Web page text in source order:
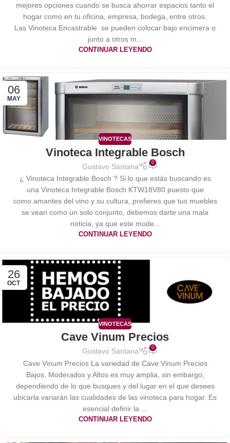
mejores opciones cuando se busca ahorrar espacios tanto el
hogar como en tu oficina, empresa, bodega, entre otros.
Las Vinoteca Encastrable se pueden colocar bajo encimera o
junto a otros m...
CONTINUAR LEYENDO
06
MAY
VINOTECAS
Vinoteca Integrable Bosch
Gustavo Santana 0
¿ Vinoteca Integrable Bosch ? Si lo que estás buscando es
una Vinoteca Integrable Bosch KTW18V80 puesto que
como amantes del vino y su cultura, prefieres que tus muebles
se vean como un solo conjunto, debemos darte una mala
noticia, ya que este mode...
CONTINUAR LEYENDO
26
OCT
VINOTECAS
Cave Vinum Precios
Gustavo Santana 0
Cave Vinum Precios La variedad de Cave Vinum Precios
Bajos, Moderados y Altos es muy amplia, sin embargo,
dependiendo de lo que busques y del lugar en el que desees
ubicarla variarán las cualidades de las vinoteca para hogar. Es
esencial definir la ...
CONTINUAR LEYENDO